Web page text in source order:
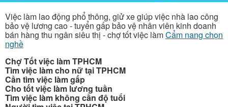
Việc làm lao động phổ thông, giử xe giúp việc nhà lao công
bảo vệ lương cao - tuyển gấp bảo vệ nhân viên kinh doanh
bán hàng thu ngân siêu thị - chợ tốt việc làmCẩm nang chọn
nghề
Chợ Tốt việc làm TPHCM
Tìm việc làm cho nữ tại TPHCM
Cần tìm việc làm gấp
Cho tốt việc làm lương tuần
Tìm việc làm không cần độ tuổi